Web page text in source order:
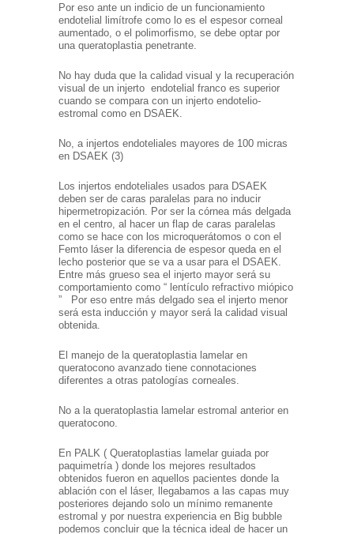
Por eso ante un indicio de un funcionamiento
endotelial limítrofe como lo es el espesor corneal
aumentado, o el polimorfismo, se debe optar por
una queratoplastia penetrante.
No hay duda que la calidad visual y la recuperación
visual de un injerto endotelial franco es superior
cuando se compara con un injerto endotelio-
estromal como en DSAEK.
No, a injertos endoteliales mayores de 100 micras
en DSAEK (3)
Los injertos endoteliales usados para DSAEK
deben ser de caras paralelas para no inducir
hipermetropización. Por ser la córnea más delgada
en el centro, al hacer un flap de caras paralelas
como se hace con los microquerátomos o con el
Femto láser la diferencia de espesor queda en el
lecho posterior que se va a usar para el DSAEK.
Entre más grueso sea el injerto mayor será su
comportamiento como “ lentículo refractivo miópico
” Por eso entre más delgado sea el injerto menor
será esta inducción y mayor será la calidad visual
obtenida.
El manejo de la queratoplastia lamelar en
queratocono avanzado tiene connotaciones
diferentes a otras patologías corneales.
No a la queratoplastia lamelar estromal anterior en
queratocono.
En PALK ( Queratoplastias lamelar guiada por
paquimetría ) donde los mejores resultados
obtenidos fueron en aquellos pacientes donde la
ablación con el láser, llegabamos a las capas muy
posteriores dejando solo un mínimo remanente
estromal y por nuestra experiencia en Big bubble
podemos concluir que la técnica ideal de hacer un